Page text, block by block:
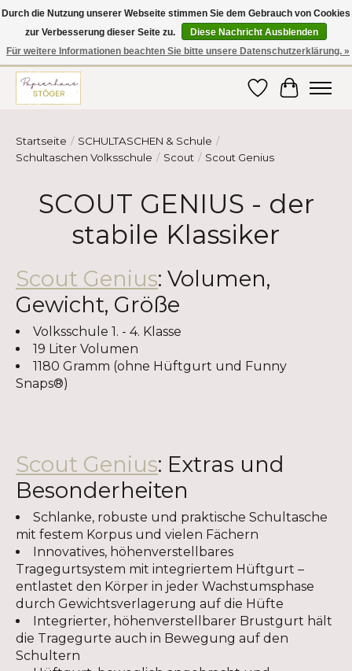
Hier finden Sie hochwertige Produkte im Bereich Schule, Büro, Papier,
Schreiben und vieles mehr! Erhalten Sie Ihre Bestellung bequem nach
Hause oder ins Büro geliefert!
Wunschzettel
Ihr
Startseite / SCHULTASCHEN & Schule /
Schultaschen Volksschule / Scout / Scout Genius
SCOUT GENIUS - der
stabile Klassiker
Scout Genius: Volumen,
Gewicht, Größe
Volksschule 1. - 4. Klasse
19 Liter Volumen
1180 Gramm (ohne Hüftgurt und Funny
Snaps®)
Scout Genius: Extras und
Besonderheiten
Schlanke, robuste und praktische Schultasche
mit festem Korpus und vielen Fächern
Innovatives, höhenverstellbares
Tragegurtsystem mit integriertem Hüftgurt –
entlastet den Körper in jeder Wachstumsphase
durch Gewichtsverlagerung auf die Hüfte
Integrierter, höhenverstellbarer Brustgurt hält
die Tragegurte auch in Bewegung auf den
Schultern
Durch die Nutzung unserer Webseite stimmen Sie dem Gebrauch von Cookies
zur Verbesserung dieser Seite zu.
Diese Nachricht Ausblenden
Für weitere Informationen beachten Sie bitte unsere Datenschutzerklärung. »